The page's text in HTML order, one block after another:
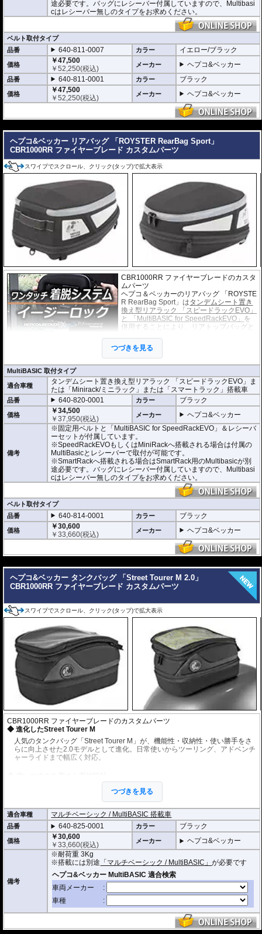
バッグの開閉ロックやバッグの車体へのロックなど様々なセキュリティオプ
・大容量 17-19L。 一般的なサイズのヘルメットも収めることができます。
・耐荷重 5Kg
・サイズ H x W x D : 約27-34 x 43 x 40 cm
・重さ 約1.8kg
途必要です。バッグにレシーバー付属していますので、Multibasi
cはレシーバー無しのタイプをお求めください。
ベルト取付タイプ
品番
640-811-0007 カラー イエロー/ブラック
価格
￥47,500
￥52,250(税込) メーカー ヘプコ&ベッカー
品番 640-811-0001 カラー ブラック
価格
￥47,500
￥52,250(税込) メーカー ヘプコ&ベッカー
ヘプコ&ベッカー リアバッグ 「ROYSTER RearBag Sport」
CBR1000RR ファイヤーブレード カスタムパーツ
スワイプでスクロール、クリック(タップ)で拡大表示
CBR1000RR ファイヤーブレードのカスタ
ムパーツ
ヘプコ＆ベッカーのリアバッグ 「ROYSTE
R RearBag Sport」はタンデムシート置き
換え型リアラック 「スピードラックEVO」
と 「MultiBASIC for SpeedRackEVO」 を
併用することにより、リアトップバッグと
ニラック」「Smartrack/スマートラック」
搭載車にもご利用いただけます）
このホルダー「マルチベーシック / MultiBA
SIC」は独自の画期的なシステムで取付は乗せるだけで確実にホールドし、高
速走行時でも安心してライディングを楽しむことができます。
またタンデムシートへベルトで固定するタイプもございます。(バッグ自体の仕
様は全く同じです)
・シャープなイメージを演出するエッジの効いたデザイン。サイドソフトバッ
グ「Royster」C-Bow用と統一されたデザインとなります。
・ソフトバッグでありながら型くずれを起こしにくく、また高いホールド性能
を誇り、高速走行でも安心してご利用いただけます (メーカー推奨最大速度 : 13
・防水仕様 : 高い防水性を誇るロールクロージャータイプの一体型インナーバ
ッグを装備。 (完全防水を保証するものではありません)
・サイドにあしらわれたトライアングルデザインは安全性を高めるリフレクタ
・バッグの開閉ロックやバッグの車体へのロックなど様々なセキュリティオプ
・大容量 11-15L。
・耐荷重 5Kg
・サイズ H x W x D : 約20-26 x 29 x 36 cm
・重さ 約1kg
つづきを見る
MultiBASIC 取付タイプ
適合車種
タンデムシート置き換え型リアラック 「スピードラックEVO」ま
たは「Minirack/ミニラック」または「スマートラック」搭載車
品番 640-820-0001 カラー ブラック
価格
￥34,500
￥37,950(税込) メーカー ヘプコ&ベッカー
備考
※固定用ベルトと「MultiBASIC for SpeedRackEVO」＆レシーバ
ーセットが付属しています。
※SpeedRackEVOもしくはMiniRackへ搭載される場合は付属の
MultiBasicとレシーバーで取付が可能です。
※SmartRackへ搭載される場合はSmartRack用のMultibasicが別
途必要です。バッグにレシーバー付属していますので、Multibasi
cはレシーバー無しのタイプをお求めください。
ベルト取付タイプ
品番
640-814-0001 カラー ブラック
価格
￥30,600
￥33,660(税込) メーカー ヘプコ&ベッカー
ヘプコ&ベッカー タンクバッグ 「Street Tourer M 2.0」
CBR1000RR ファイヤーブレード カスタムパーツ
スワイプでスクロール、クリック(タップ)で拡大表示
CBR1000RR ファイヤーブレードのカスタムパーツ
進化したStreet Tourer M
人気のタンクバッグ「Street Tourer M」が、機能性・収納性・使い勝手をさ
らに向上させた2.0モデルとして進化。日常使いからツーリング、アドベンチ
ャーライドまで幅広く対応。
リッド裏や内部にはメッシュポケットを装備。スマートフォン、財布、書
類、小物類を整理しやすく、必要なアイテムへ素早くアクセス可能。
マップポケット＆ケーブルホール装備
ナビゲーション機器やスマートフォン、ツーリングマップなどを収納できる
透明のマップポケットを装備。電源ケーブルなどの引き込みに便利な防水グ
ロメット付きのため、収納したままデバイスの充電にも対応。
容量可変式デザイン
ファスナーによる容量拡張機能を装備。収納容量を7Lから10Lへ素早く拡張
でき、ツーリング時の荷物量に柔軟に対応。
高い防水性能
ロールトップクロージャーを採用した防水インナーバッグを内蔵。激しい雨
天走行時でも荷物を水・ホコリ・汚れからしっかり保護し、高い防水性能を
発揮。
つづきを見る
適合車種 マルチベーシック / MultiBASIC 搭載車
品番 640-825-0001 カラー ブラック
価格
￥30,600
￥33,660(税込) メーカー ヘプコ&ベッカー
備考
※耐荷重 3Kg
※搭載には別途 「マルチベーシック / MultiBASIC」が必要です